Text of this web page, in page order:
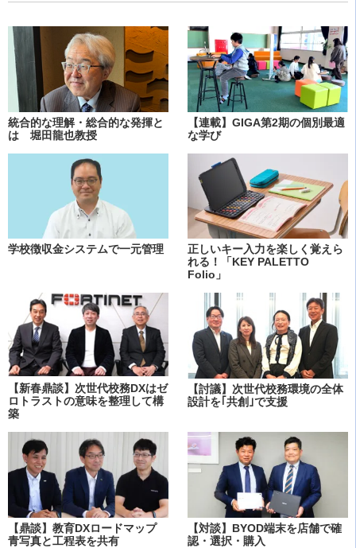
統合的な理解・総合的な発揮と
は 堀田龍也教授
【連載】GIGA第2期の個別最適
な学び
学校徴収金システムで一元管理
正しいキー入力を楽しく覚えら
れる！「KEY PALETTO
Folio」
【新春鼎談】次世代校務DXはゼ
ロトラストの意味を整理して構
築
【討議】次世代校務環境の全体
設計を｢共創｣で支援
【鼎談】教育DXロードマップ
青写真と工程表を共有
【対談】BYOD端末を店舗で確
認・選択・購入